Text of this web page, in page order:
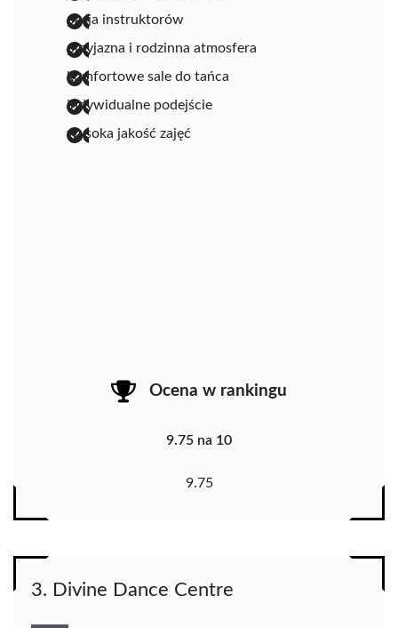
pasja instruktorów
przyjazna i rodzinna atmosfera
komfortowe sale do tańca
indywidualne podejście
wysoka jakość zajęć
Ocena w rankingu
9.75 na 10
9.75
3. Divine Dance Centre